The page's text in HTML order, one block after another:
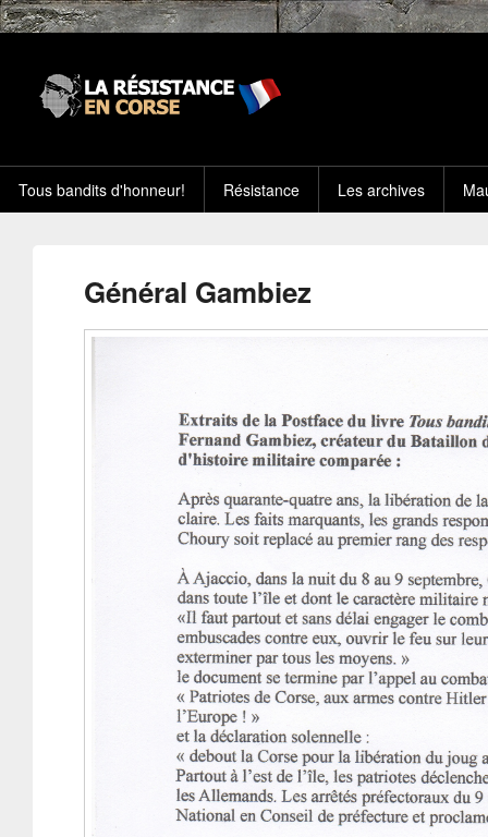
Tous bandits d'honneur! Résistance Les archives
Général Gambiez